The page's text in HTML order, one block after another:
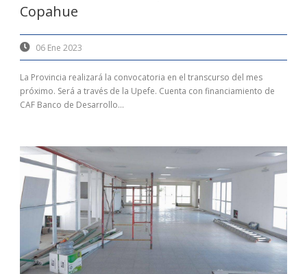
Copahue
06 Ene 2023
La Provincia realizará la convocatoria en el transcurso del mes
próximo. Será a través de la Upefe. Cuenta con financiamiento de
CAF Banco de Desarrollo...